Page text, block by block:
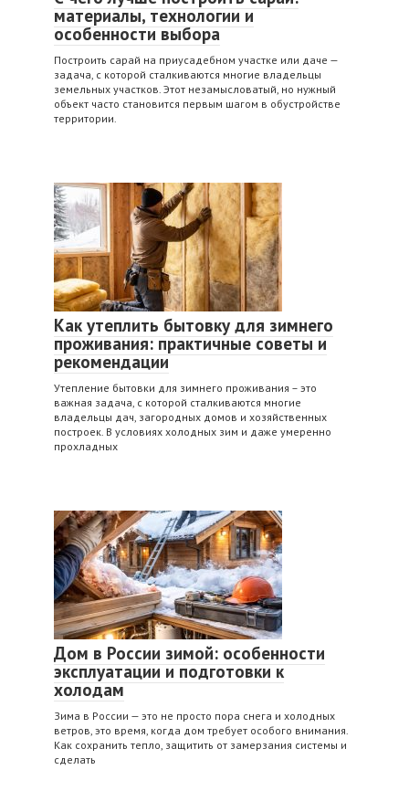
материалы, технологии и
особенности выбора
Построить сарай на приусадебном участке или даче —
задача, с которой сталкиваются многие владельцы
земельных участков. Этот незамысловатый, но нужный
объект часто становится первым шагом в обустройстве
территории.
Как утеплить бытовку для зимнего
проживания: практичные советы и
рекомендации
Утепление бытовки для зимнего проживания – это
важная задача, с которой сталкиваются многие
владельцы дач, загородных домов и хозяйственных
построек. В условиях холодных зим и даже умеренно
прохладных
Дом в России зимой: особенности
эксплуатации и подготовки к
холодам
Зима в России — это не просто пора снега и холодных
ветров, это время, когда дом требует особого внимания.
Как сохранить тепло, защитить от замерзания системы и
сделать